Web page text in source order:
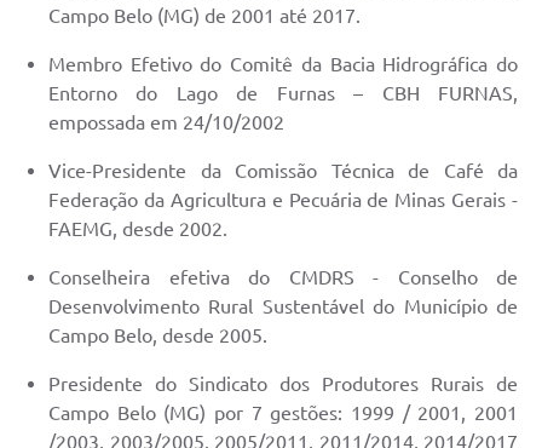
Campo Belo (MG) de 2001 até 2017.
Membro Efetivo do Comitê da Bacia Hidrográfica do
Entorno do Lago de Furnas – CBH FURNAS,
empossada em 24/10/2002
Vice-Presidente da Comissão Técnica de Café da
Federação da Agricultura e Pecuária de Minas Gerais -
FAEMG, desde 2002.
Conselheira efetiva do CMDRS - Conselho de
Desenvolvimento Rural Sustentável do Município de
Campo Belo, desde 2005.
Presidente do Sindicato dos Produtores Rurais de
Campo Belo (MG) por 7 gestões: 1999 / 2001, 2001
/2003, 2003/2005, 2005/2011, 2011/2014, 2014/2017